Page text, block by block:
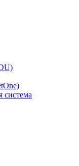
система